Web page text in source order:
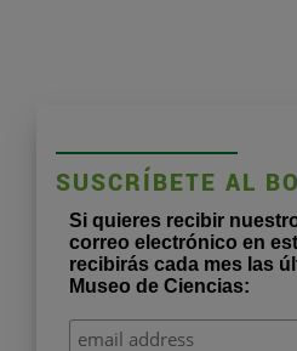
SUSCRÍBETE AL
Si quieres recibir
correo electrónico en
recibirás cada mes las
Museo de Ciencias: